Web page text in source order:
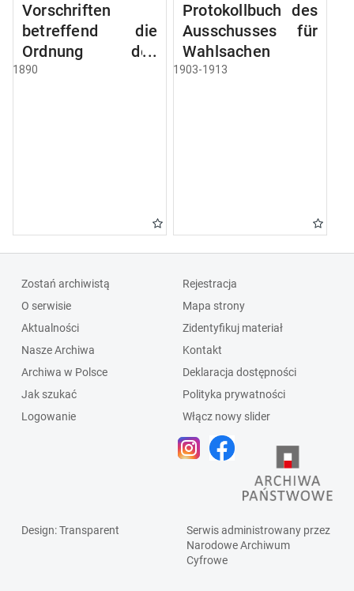
Vorschriften
betreffend die
Ordnung des
Geschäftsganges
1890
Protokollbuch des
Ausschusses für
Wahlsachen
1903-1913
Zostań archiwistą
O serwisie
Aktualności
Nasze Archiwa
Archiwa w Polsce
Jak szukać
Logowanie
Rejestracja
Mapa strony
Zidentyfikuj materiał
Kontakt
Deklaracja dostępności
Polityka prywatności
Włącz nowy slider
Design: Transparent
Serwis administrowany przez
Narodowe Archiwum
Cyfrowe